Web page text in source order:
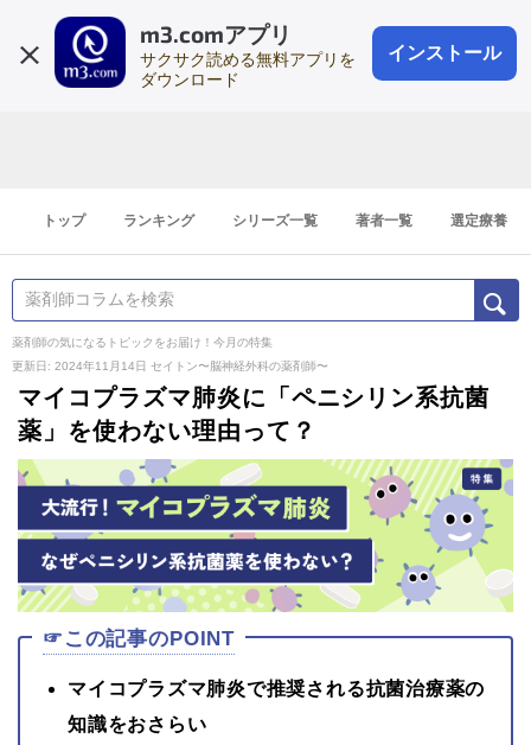
m3.comアプリ
サクサク読める無料アプリを
ダウンロード
インストール
会員登録
登録1分
トップ ランキング シリーズ一覧 著者一覧 選定療養
薬剤師の気になるトピックをお届け！今月の特集
更新日: 2024年11月14日
セイトン〜脳神経外科の薬剤師〜
マイコプラズマ肺炎に「ペニシリン系抗菌
薬」を使わない理由って？
☞この記事のPOINT
マイコプラズマ肺炎で推奨される抗菌治療薬の
知識をおさらい